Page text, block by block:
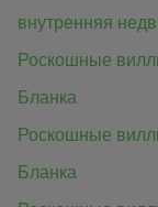
внутренняя
Роскошные
Бланка
Роскошные
Бланка